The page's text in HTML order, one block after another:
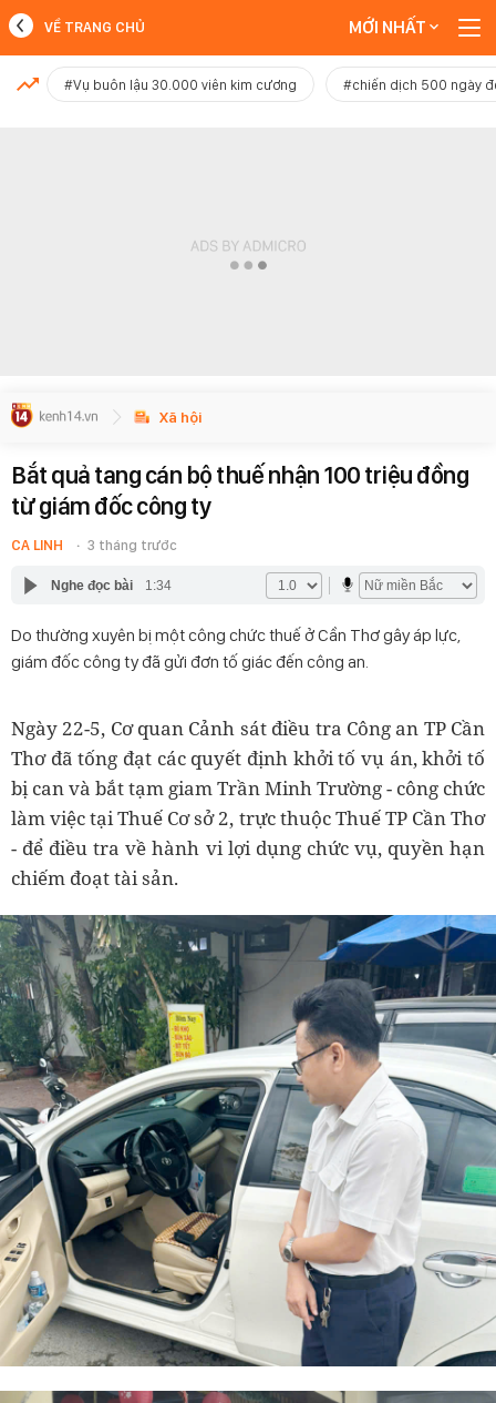
MỚI NHẤT
VỀ TRANG CHỦ MỚI NHẤT
#Vụ buôn lậu 30.000 viên kim cương #chiến dịch 500 ngày
Xã hội
Bắt quả tang cán bộ thuế nhận 100 triệu đồng
từ giám đốc công ty
CA LINH 3 tháng trước
Nghe đọc bài 1:34
Do thường xuyên bị một công chức thuế ở Cần Thơ gây áp lực,
giám đốc công ty đã gửi đơn tố giác đến công an.
Ngày 22-5, Cơ quan Cảnh sát điều tra Công an TP Cần
Thơ đã tống đạt các quyết định khởi tố vụ án, khởi tố
bị can và bắt tạm giam Trần Minh Trường - công chức
làm việc tại Thuế Cơ sở 2, trực thuộc Thuế TP Cần Thơ
- để điều tra về hành vi lợi dụng chức vụ, quyền hạn
chiếm đoạt tài sản.